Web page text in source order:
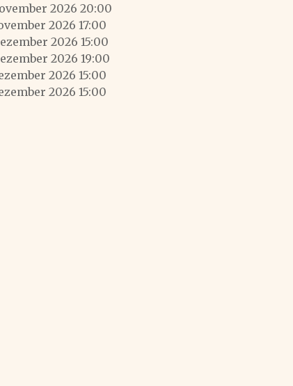
2026 20:00
2026 17:00
2026 15:00
2026 19:00
2026 15:00
2026 15:00